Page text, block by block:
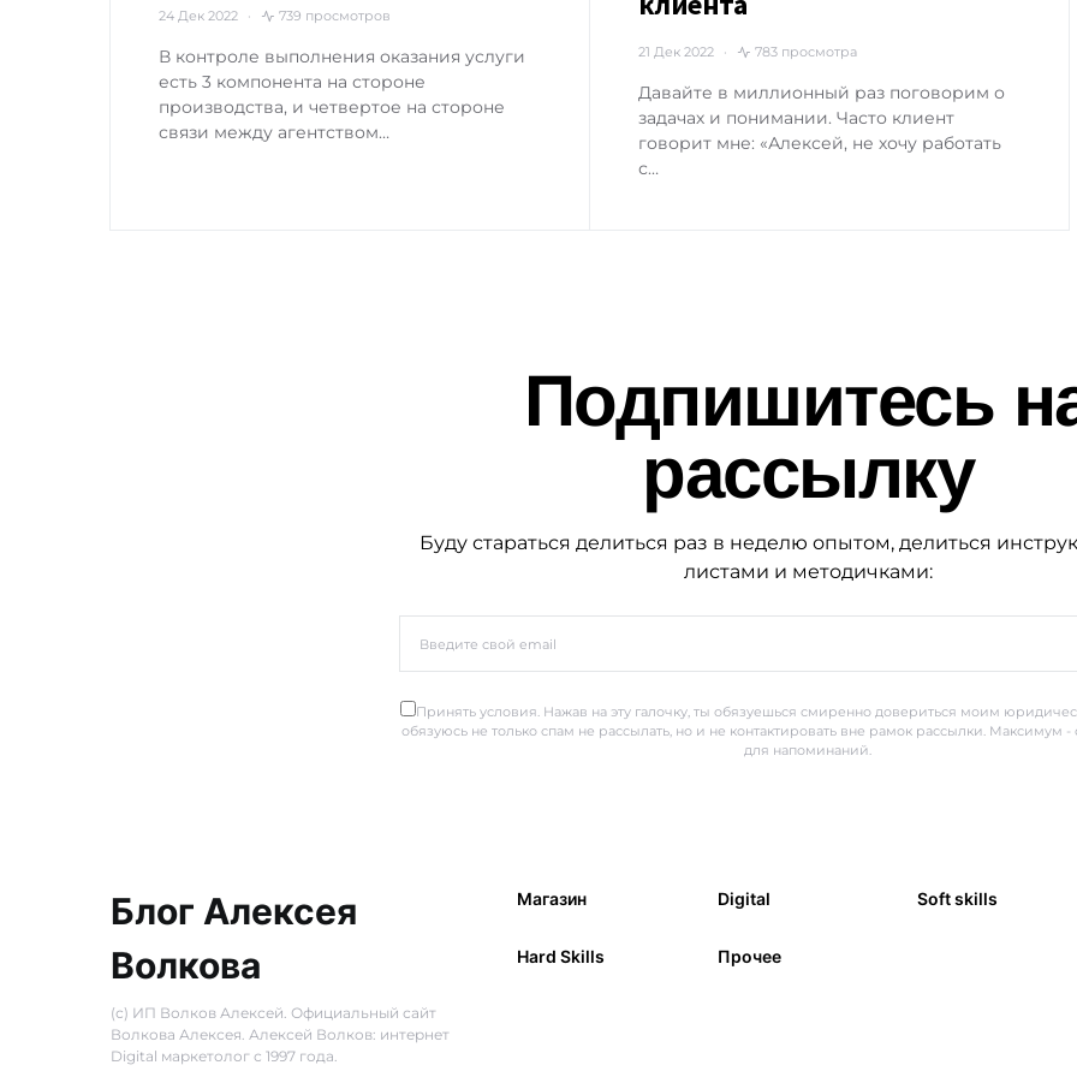
24 Дек 2022 739 просмотров
В контроле выполнения оказания услуги
есть 3 компонента на стороне
производства, и четвертое на стороне
связи между агентством…
21 Дек 2022 783 просмотра
Давайте в миллионный раз поговорим о
задачах и понимании. Часто клиент
говорит мне: «Алексей, не хочу работать
с…
Подпишитесь
рассылку
Буду стараться делиться раз в неделю опытом, делиться
листами и методичками:
Принять условия. Нажав на эту галочку, ты обязуешься смиренно довериться моим
обязуюсь не только спам не рассылать, но и не контактировать вне рамок рассылки. Максимум -
для напоминаний.
Блог Алексея
Волкова
(с) ИП Волков Алексей. Официальный сайт
Волкова Алексея. Алексей Волков: интернет
Digital маркетолог с 1997 года.
Магазин Digital Soft skills
Hard Skills Прочее